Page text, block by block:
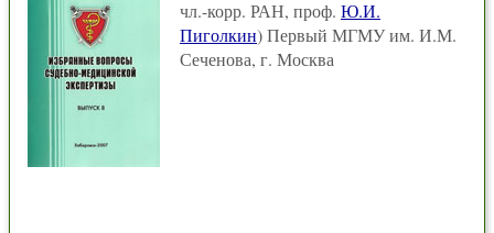
чл.-корр. РАН, проф. Ю.И.
Пиголкин) Первый МГМУ им. И.М.
Сеченова, г. Москва